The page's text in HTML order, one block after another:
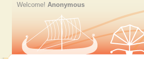
Welcome! Anonymous